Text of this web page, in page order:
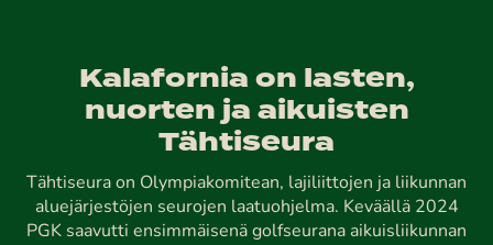
Kalafornia on lasten,
nuorten ja aikuisten
Tähtiseura
Tähtiseura on Olympiakomitean, lajiliittojen ja liikunnan
aluejärjestöjen seurojen laatuohjelma. Keväällä 2024
PGK saavutti ensimmäisenä golfseurana aikuisliikunnan